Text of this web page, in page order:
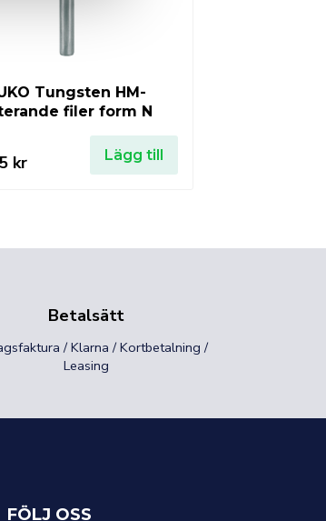
Tungsten HM-
filer form N
kr Lägg till
Betalsätt
/ Klarna / Kortbetalning /
Leasing
FÖLJ OSS